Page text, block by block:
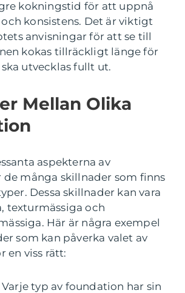
kokningstid för att uppnå
konsistens. Det är viktigt
anvisningar för att se till
kokas tillräckligt länge för
utvecklas fullt ut.
Mellan Olika
aspekterna av
många skillnader som finns
Dessa skillnader kan vara
texturmässiga och
Här är några exempel
som kan påverka valet av
en viss rätt:
Varje typ av foundation har sin